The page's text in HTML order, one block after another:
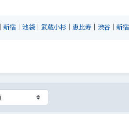
新宿 池袋 武蔵小杉 恵比寿 渋谷 新宿